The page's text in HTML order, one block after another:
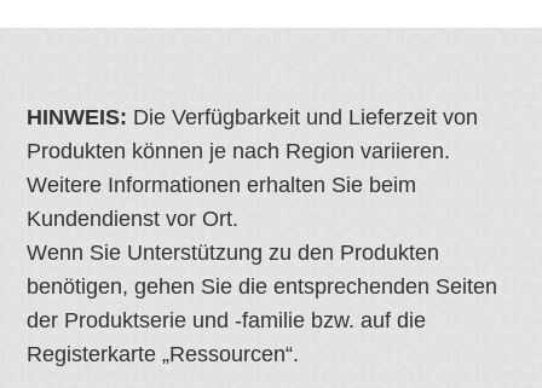
HINWEIS: Die Verfügbarkeit und Lieferzeit von
Produkten können je nach Region variieren.
Weitere Informationen erhalten Sie beim
Kundendienst vor Ort.
Wenn Sie Unterstützung zu den Produkten
benötigen, gehen Sie die entsprechenden Seiten
der Produktserie und -familie bzw. auf die
Registerkarte „Ressourcen“.